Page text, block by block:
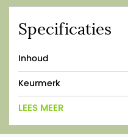
Specificaties
Inhoud
Keurmerk
LEES MEER